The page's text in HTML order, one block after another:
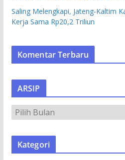
Saling Melengkapi, Jateng-Kaltim
Kerja Sama Rp20,2 Triliun
Komentar Terbaru
ARSIP
R
S
Kategori